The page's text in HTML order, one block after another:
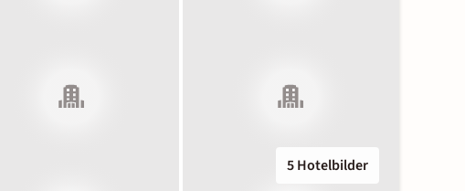
5 Hotelbilder